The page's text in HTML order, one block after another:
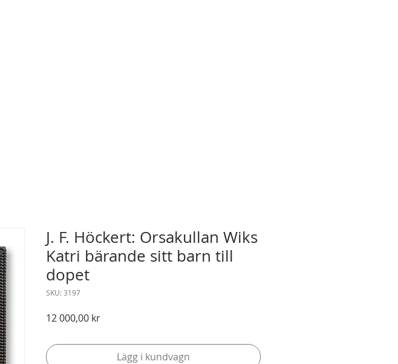
J. F. Höckert: Orsakullan Wiks
Katri bärande sitt barn till
dopet
SKU: 3197
12 000,00 krPris
Lägg i kundvagn